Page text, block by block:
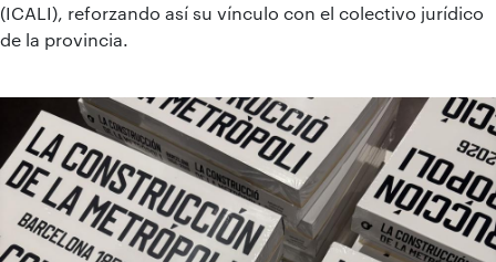
(ICALI), reforzando así su vínculo con el colectivo jurídico
de la provincia.